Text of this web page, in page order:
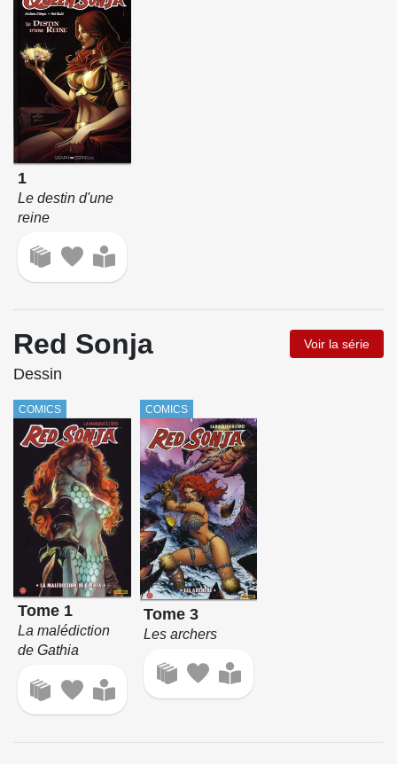
1
Le destin d'une
reine
Red Sonja Voir la série
Dessin
COMICS
Tome 1
La malédiction
de Gathia
COMICS
Tome 3
Les archers